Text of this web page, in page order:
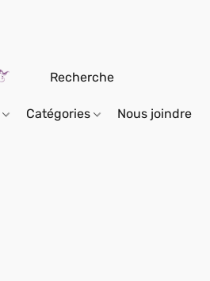
Catégories Nous joindre